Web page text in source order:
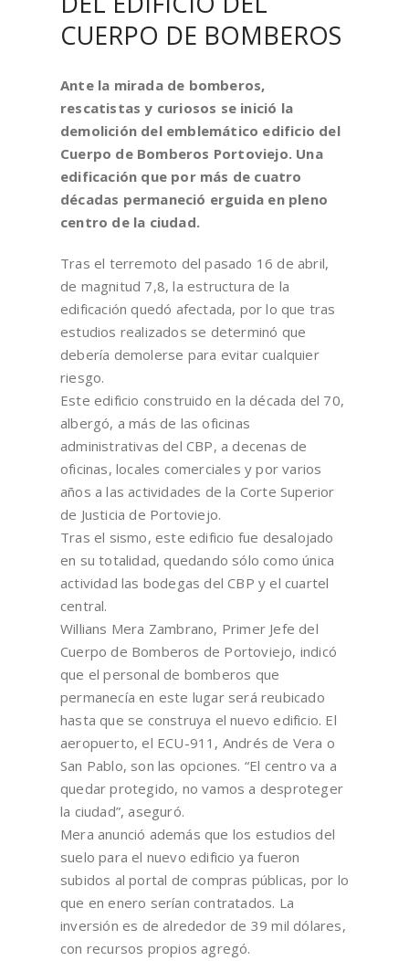
CUERPO DE BOMBEROS
Ante la mirada de bomberos,
rescatistas y curiosos se inició la
demolición del emblemático edificio del
Cuerpo de Bomberos Portoviejo. Una
edificación que por más de cuatro
décadas permaneció erguida en pleno
centro de la ciudad.
Tras el terremoto del pasado 16 de abril,
de magnitud 7,8, la estructura de la
edificación quedó afectada, por lo que tras
estudios realizados se determinó que
debería demolerse para evitar cualquier
riesgo.
Este edificio construido en la década del 70,
albergó, a más de las oficinas
administrativas del CBP, a decenas de
oficinas, locales comerciales y por varios
años a las actividades de la Corte Superior
de Justicia de Portoviejo.
Tras el sismo, este edificio fue desalojado
en su totalidad, quedando sólo como única
actividad las bodegas del CBP y el cuartel
central.
Willians Mera Zambrano, Primer Jefe del
Cuerpo de Bomberos de Portoviejo, indicó
que el personal de bomberos que
permanecía en este lugar será reubicado
hasta que se construya el nuevo edificio. El
aeropuerto, el ECU-911, Andrés de Vera o
San Pablo, son las opciones. “El centro va a
quedar protegido, no vamos a desproteger
la ciudad”, aseguró.
Mera anunció además que los estudios del
suelo para el nuevo edificio ya fueron
subidos al portal de compras públicas, por lo
que en enero serían contratados. La
inversión es de alrededor de 39 mil dólares,
con recursos propios agregó.